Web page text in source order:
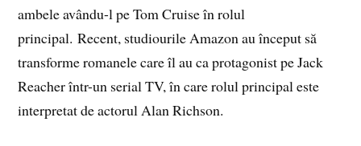
ambele avându-l pe Tom Cruise în rolul
principal. Recent, studiourile Amazon au început să
transforme romanele care îl au ca protagonist pe Jack
Reacher într-un serial TV, în care rolul principal este
interpretat de actorul Alan Richson.